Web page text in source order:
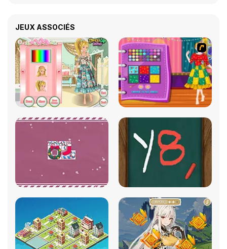
JEUX ASSOCIÉS